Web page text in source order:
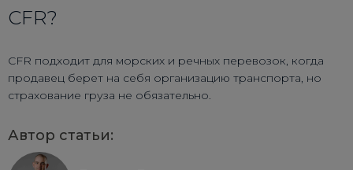
CFR?
CFR подходит для морских и речных перевозок, когда
продавец берет на себя организацию транспорта, но
страхование груза не обязательно.
Автор статьи: